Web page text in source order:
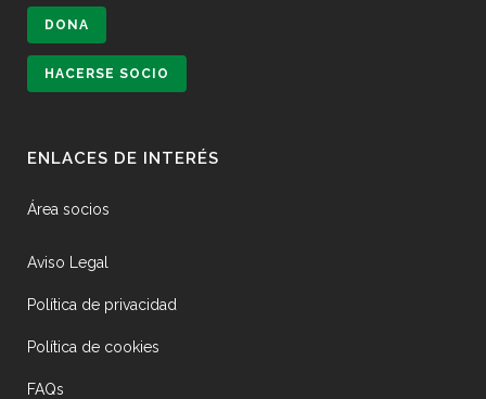
DONA
HACERSE SOCIO
ENLACES DE INTERÉS
Área socios
Aviso Legal
Política de privacidad
Política de cookies
FAQs